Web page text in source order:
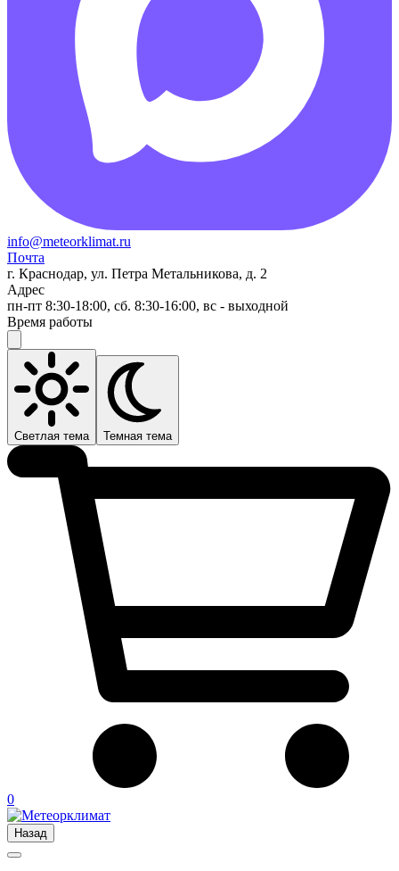
info@meteorklimat.ru
Почта
г. Краснодар, ул. Петра Метальникова, д. 2
Адрес
пн-пт 8:30-18:00, сб. 8:30-16:00, вс - выходной
Время работы
Светлая тема Темная тема
0
Назад